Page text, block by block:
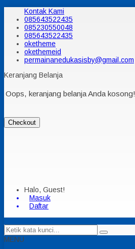
Kontak Kami
085643522435
085230550048
085643522435
oketheme
okethemeid
permainanedukasisby@gmail.com
Keranjang Belanja
Oops, keranjang belanja Anda kosong!
Checkout
Halo, Guest!
Masuk
Daftar
MENU